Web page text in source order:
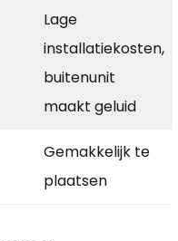
Lage
installatiekosten,
buitenunit
maakt geluid
Gemakkelijk te
plaatsen